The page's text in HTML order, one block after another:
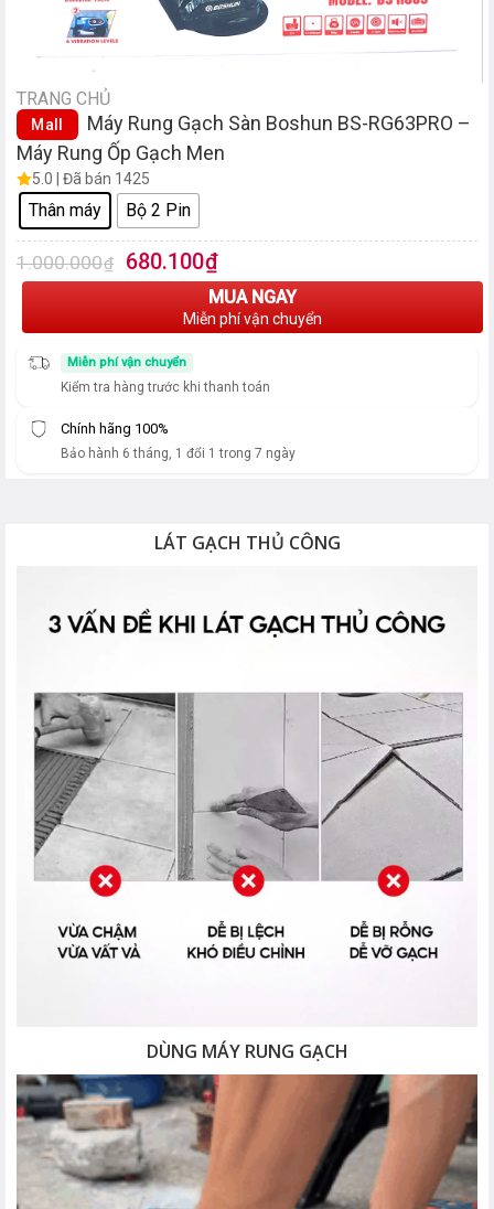
TRANG CHỦ
Mall
Máy Rung Gạch Sàn Boshun BS-RG63PRO –
Máy Rung Ốp Gạch Men
5.0 | Đã bán 1425
Thân máy Bộ 2 Pin
1.000.000₫
Giá
gốc
1.000.000₫.
680.100₫Giá
hiện
tại
là:
MUA NGAY
Miễn phí vận chuyển
Miễn phí vận chuyển
Kiểm tra hàng trước khi thanh toán
Chính hãng 100%
Bảo hành 6 tháng, 1 đổi 1 trong 7 ngày
LÁT GẠCH THỦ CÔNG
DÙNG MÁY RUNG GẠCH